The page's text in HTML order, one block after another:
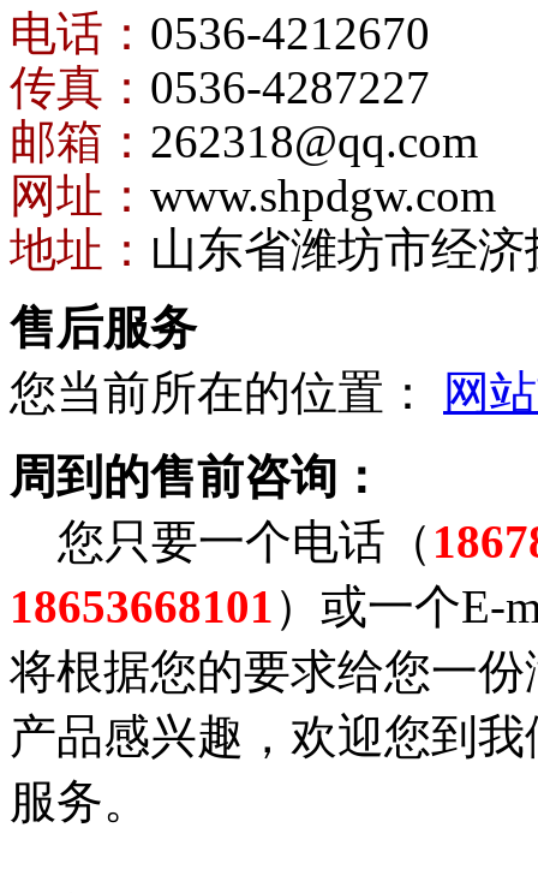
电话： 0536-4212670
传真： 0536-4287227
邮箱： 262318@qq.com
网址： www.shpdgw.com
地址： 山东省潍坊市经
售后服务
您当前所在的位置：
网
周到的售前咨询：
您只要一个电话（
18653668101）或一个E-
将根据您的要求给您一
产品感兴趣，欢迎您到
服务。